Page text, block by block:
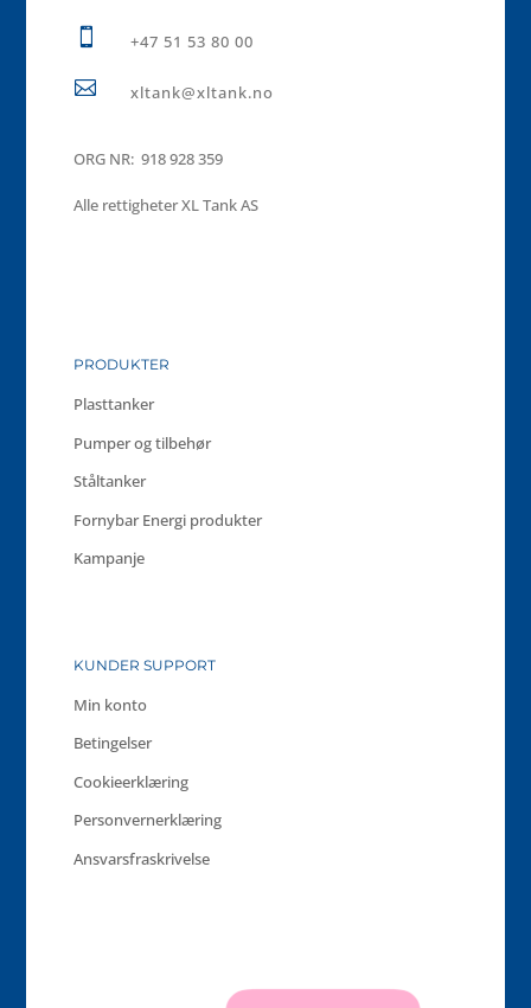
 +47 51 53 80 00
 xltank@xltank.no
ORG NR: 918 928 359
Alle rettigheter XL Tank AS
PRODUKTER
Plasttanker
Pumper og tilbehør
Ståltanker
Fornybar Energi produkter
Kampanje
KUNDER SUPPORT
Min konto
Betingelser
Cookieerklæring
Personvernerklæring
Ansvarsfraskrivelse